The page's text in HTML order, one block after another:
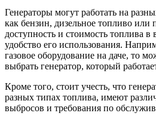
Генераторы могут работать на
как бензин, дизельное топливо
доступность и стоимость топлива
удобство его использования.
газовое оборудование на даче, то
выбрать генератор, который
Кроме того, стоит учесть, что
разных типах топлива, имеют
выбросов и требования по